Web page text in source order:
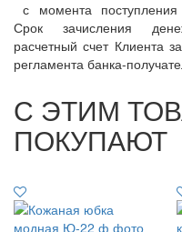
с момента
Срок зачисления
расчетный счет Клиента
регламента банка-
С ЭТИМ
ПОКУПАЮТ